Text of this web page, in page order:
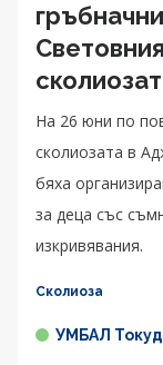
На 26 юни по
сколиозата в
бяха
за деца със
изкривявания.
Сколиоза
УМБАЛ